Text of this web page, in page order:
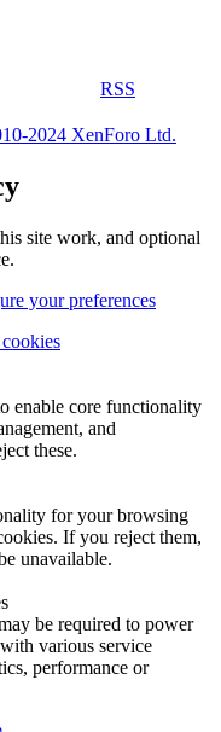
RSS
2024 XenForo Ltd.
site work, and optional
your preferences
enable core functionality
and
these.
for your browsing
If you reject them,
unavailable.
be required to power
various service
performance or